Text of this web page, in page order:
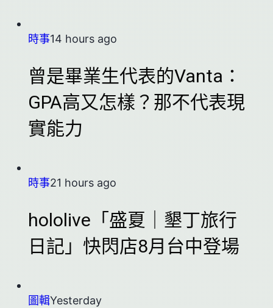
時事14 hours ago
曾是畢業生代表的Vanta：
GPA高又怎樣？那不代表現
實能力
時事21 hours ago
hololive「盛夏｜墾丁旅行
日記」快閃店8月台中登場
圖輯Yesterday